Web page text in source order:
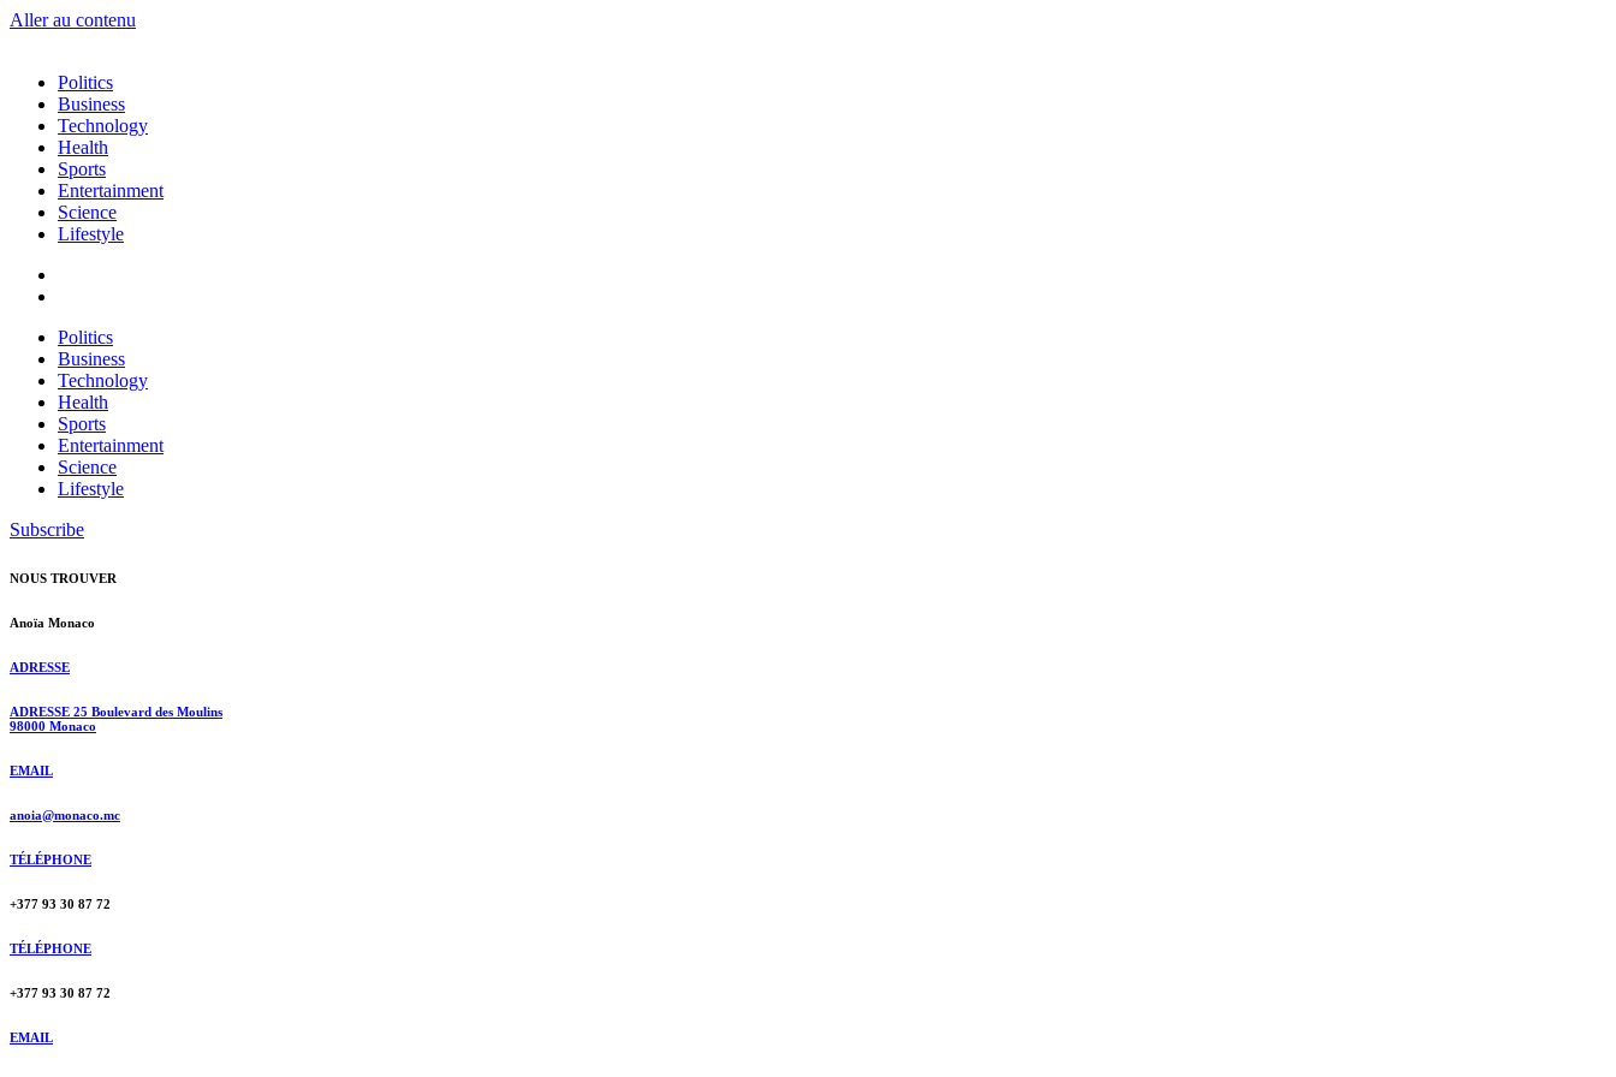
Aller au contenu
Politics
Business
Technology
Health
Sports
Entertainment
Science
Lifestyle
Politics
Business
Technology
Health
Sports
Entertainment
Science
Lifestyle
Subscribe
NOUS TROUVER
Anoïa Monaco
ADRESSE
ADRESSE 25 Boulevard des Moulins
98000 Monaco
EMAIL
anoia@monaco.mc
TÉLÉPHONE
+377 93 30 87 72
TÉLÉPHONE
+377 93 30 87 72
EMAIL